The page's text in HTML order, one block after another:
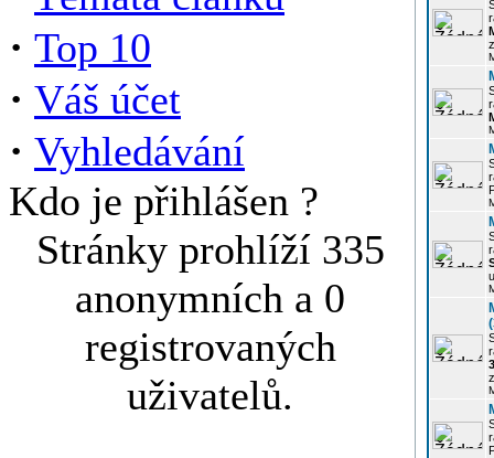
· Top 10
· Váš účet
· Vyhledávání
Kdo je přihlášen ?
Stránky prohlíží 335
anonymních a 0
registrovaných
uživatelů.